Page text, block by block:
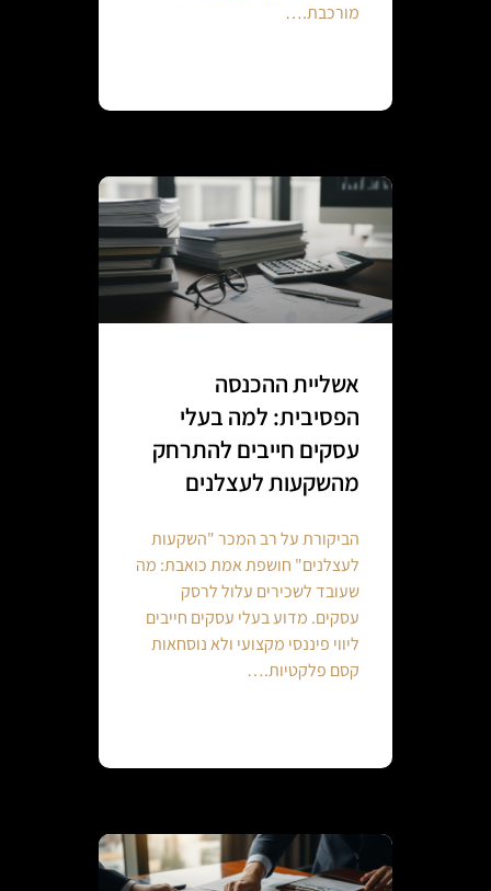
מורכבת.…
אשליית ההכנסה
הפסיבית: למה בעלי
עסקים חייבים להתרחק
מהשקעות לעצלנים
הביקורת על רב המכר "השקעות
לעצלנים" חושפת אמת כואבת: מה
שעובד לשכירים עלול לרסק
עסקים. מדוע בעלי עסקים חייבים
ליווי פיננסי מקצועי ולא נוסחאות
קסם פלקטיות.…